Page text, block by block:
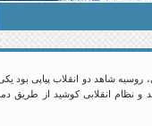
اول جهانی، روسیه شاهد دو انقلاب پیاپی
نظام انقلابی کوشید از طریق